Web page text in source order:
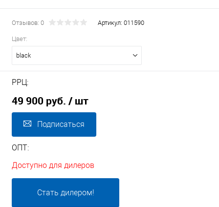
Отзывов: 0 Артикул: 011590
Цвет:
black
РРЦ:
49 900 руб. / шт
Подписаться
ОПТ:
Доступно для дилеров
Стать дилером!